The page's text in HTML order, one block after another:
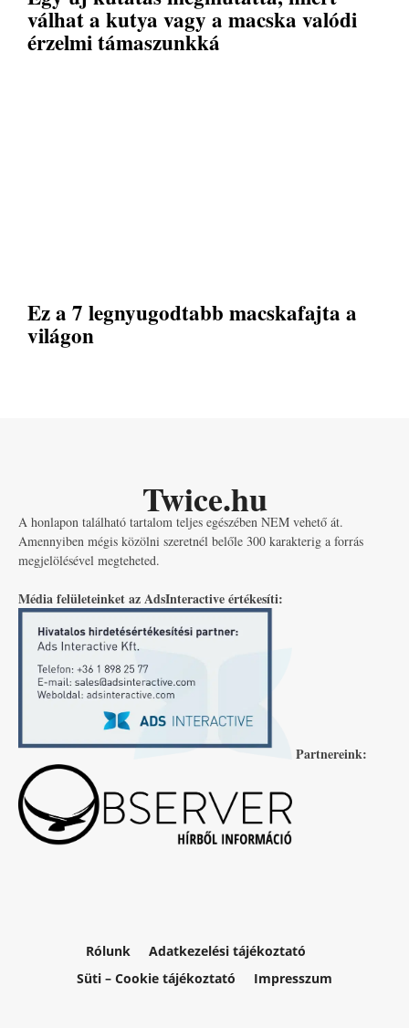
válhat a kutya vagy a macska valódi
érzelmi támaszunkká
Ez a 7 legnyugodtabb macskafajta a
világon
Twice.hu
A honlapon található tartalom teljes egészében NEM vehető át.
Amennyiben mégis közölni szeretnél belőle 300 karakterig a forrás
megjelölésével megteheted.
Média felületeinket az AdsInteractive értékesíti:
Partnereink:
Rólunk
Adatkezelési tájékoztató
Süti – Cookie tájékoztató
Impresszum